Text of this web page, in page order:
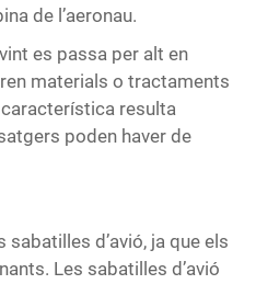
de l’aeronau.
es passa per alt en
materials o tractaments
resulta
poden haver de
d’avió, ja que els
Les sabatilles d’avió